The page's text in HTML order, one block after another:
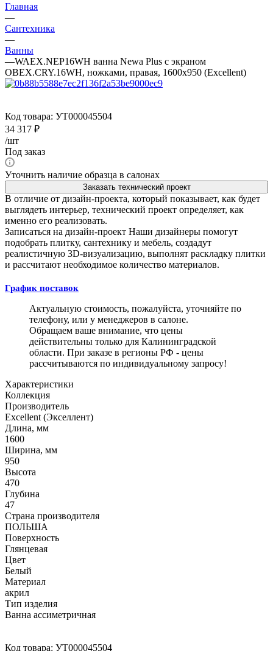
Главная
—
Сантехника
—
Ванны
—WAEX.NEP16WH ванна Newa Plus с экраном
OBEX.CRY.16WH, ножками, правая, 1600x950 (Excellent)
Код товара: УТ000045504
34 317 ₽
/шт
Под заказ
Уточнить наличие образца в салонах
Заказать технический проект
В отличие от дизайн-проекта, который показывает, как будет
выглядеть интерьер, технический проект определяет, как
именно его реализовать.
Записаться на дизайн-проект Наши дизайнеры помогут
подобрать плитку, сантехнику и мебель, создадут
реалистичную 3D-визуализацию, выполнят раскладку плитки
и рассчитают необходимое количество материалов.
График поставок
Актуальную стоимость, пожалуйста, уточняйте по
телефону, или у менеджеров в салоне.
Обращаем ваше внимание, что цены
действительны только для Калининградской
области. При заказе в регионы РФ - цены
рассчитываются по индивидуальному запросу!
Характеристики
Коллекция
Производитель
Excellent (Экселлент)
Длина, мм
1600
Ширина, мм
950
Высота
470
Глубина
47
Страна производителя
ПОЛЬША
Поверхность
Глянцевая
Цвет
Белый
Материал
акрил
Тип изделия
Ванна ассиметричная
Код товара: УТ000045504